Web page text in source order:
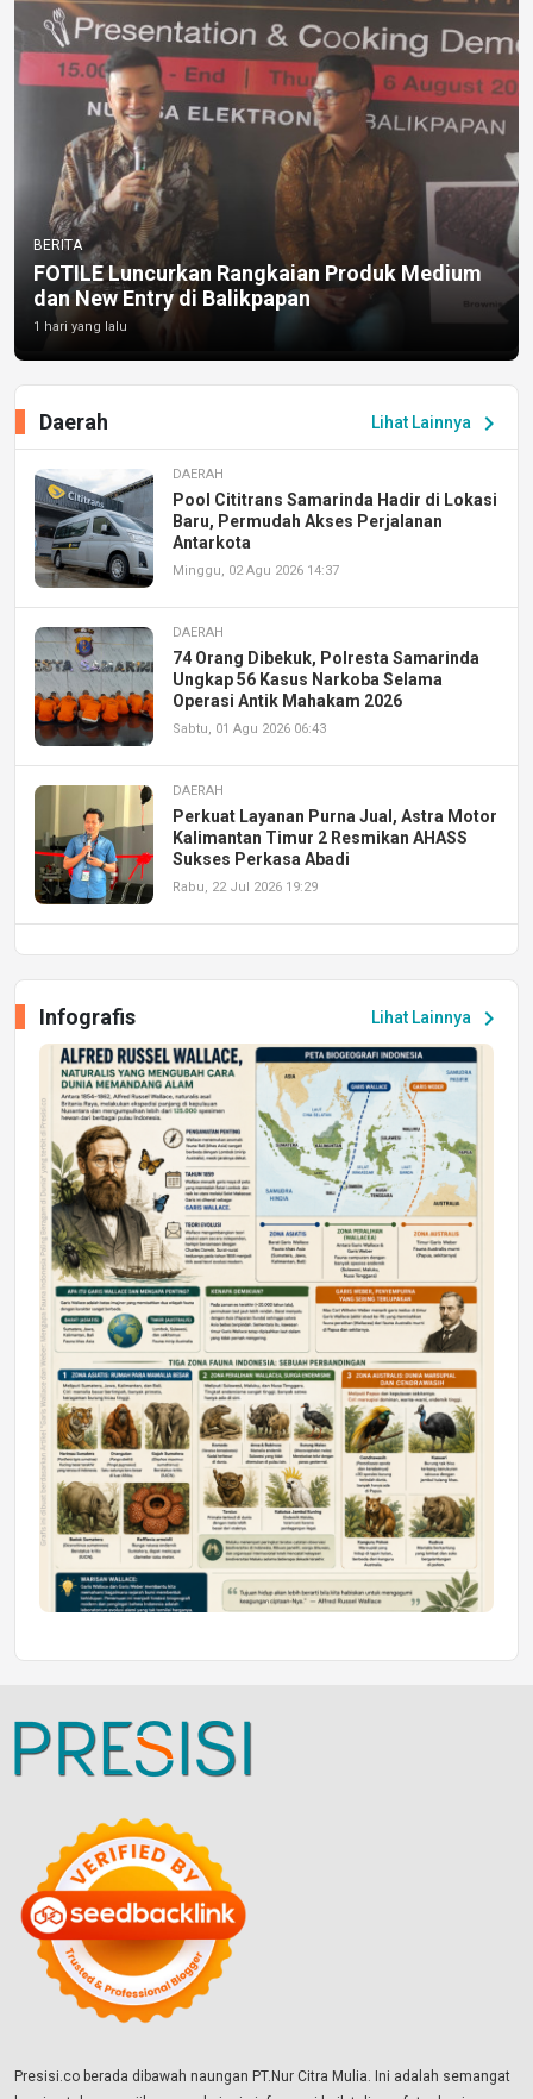
BERITA
FOTILE Luncurkan Rangkaian Produk Medium
dan New Entry di Balikpapan
1 hari yang lalu
Lihat Lainnya chevron_right
Daerah
DAERAH
Pool Cititrans Samarinda Hadir di Lokasi
Baru, Permudah Akses Perjalanan
Antarkota
Minggu, 02 Agu 2026 14:37
DAERAH
74 Orang Dibekuk, Polresta Samarinda
Ungkap 56 Kasus Narkoba Selama
Operasi Antik Mahakam 2026
Sabtu, 01 Agu 2026 06:43
DAERAH
Perkuat Layanan Purna Jual, Astra Motor
Kalimantan Timur 2 Resmikan AHASS
Sukses Perkasa Abadi
Rabu, 22 Jul 2026 19:29
Peluang Kerja dan Magang
Jumat, 17 Jul 2026 22:30
DAERAH
Astra Motor Kalimantan Timur 2 Dukung
Mahasiswa Samarinda dalam Astra
Honda SDGs Future Leaders 2026
Jumat, 10 Jul 2026 19:01
Lihat Lainnya chevron_right
Infografis
Presisi.co berada dibawah naungan PT.Nur Citra Mulia. Ini adalah semangat